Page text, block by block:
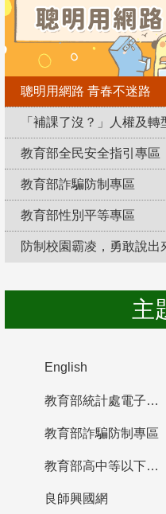
聰明用網路 青春不迷路
「補課了沒？」人權及
教育部全民安全指引專區
教育部詐騙防制專區
教育部性別平等專區
防制校園霸凌，勇敢說出
主
English
教育部統計處電子書櫃
教育部詐騙防制專區
教育部高中等以下學校及幼兒園教師資格檢定考試
良師興國網